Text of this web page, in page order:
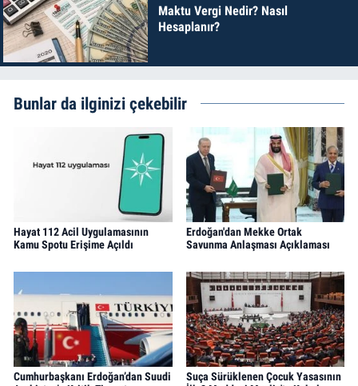
Maktu Vergi Nedir? Nasıl
Hesaplanır?
Bunlar da ilginizi çekebilir
Hayat 112 Acil Uygulamasının
Kamu Spotu Erişime Açıldı
Erdoğan'dan Mekke Ortak
Savunma Anlaşması Açıklaması
Cumhurbaşkanı Erdoğan’dan Suudi
Suça Sürüklenen Çocuk Yasasının